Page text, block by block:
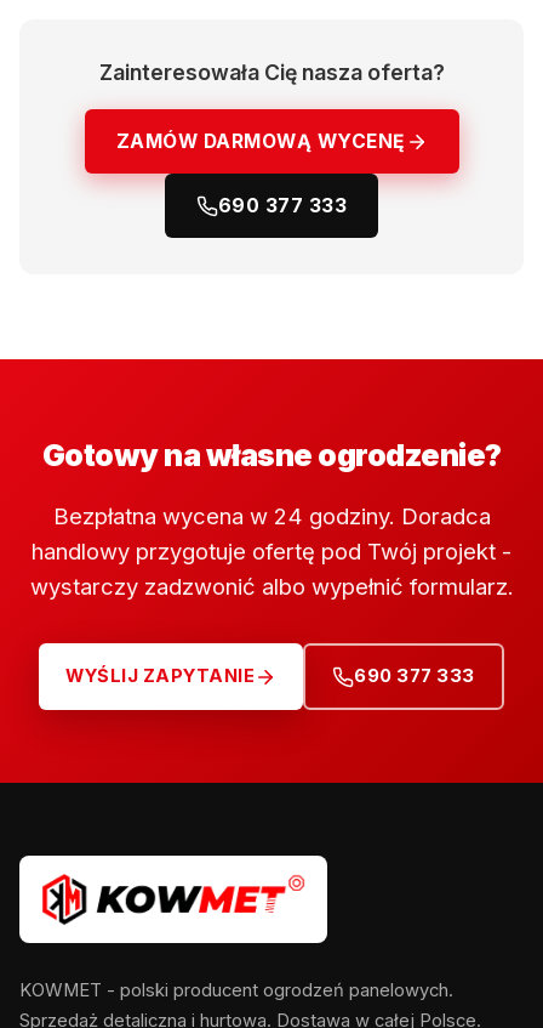
Zainteresowała Cię nasza oferta?
ZAMÓW DARMOWĄ WYCENĘ
690 377 333
Gotowy na własne ogrodzenie?
Bezpłatna wycena w 24 godziny. Doradca
handlowy przygotuje ofertę pod Twój projekt -
wystarczy zadzwonić albo wypełnić formularz.
WYŚLIJ ZAPYTANIE 690 377 333
KOWMET - polski producent ogrodzeń panelowych.
Sprzedaż detaliczna i hurtowa. Dostawa w całej Polsce.